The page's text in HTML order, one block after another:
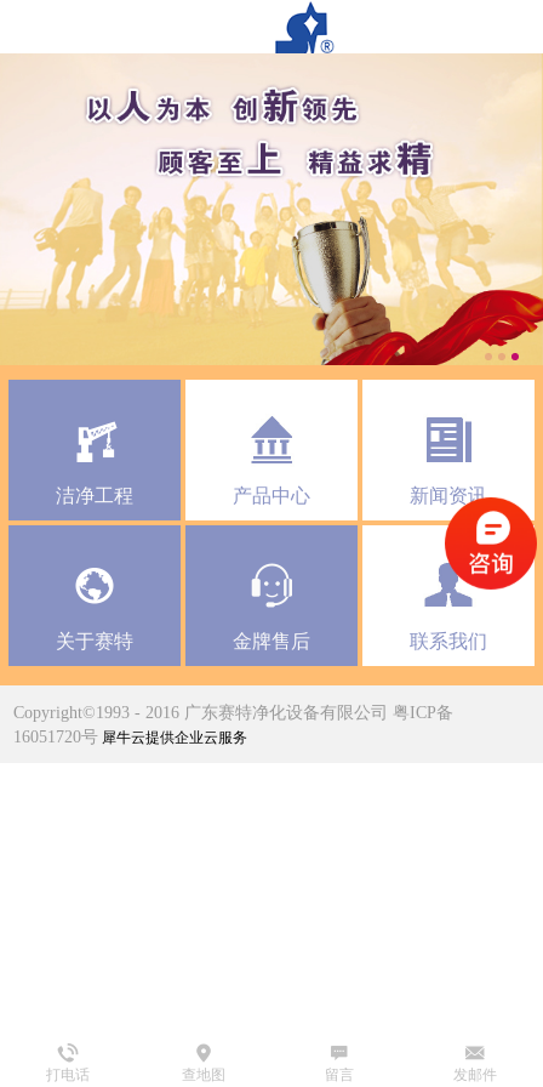
洁净工程 产品中心 新闻资讯
关于赛特 金牌售后 联系我们
Copyright©1993 - 2016 广东赛特净化设备有限公司 粤ICP备
16051720号 犀牛云提供企业云服务
打电话 查地图 发邮件
留言